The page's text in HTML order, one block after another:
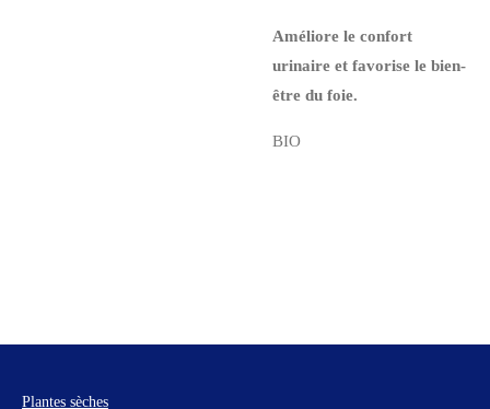
Améliore le confort
urinaire et favorise le bien-
être du foie.
BIO
Plantes sèches